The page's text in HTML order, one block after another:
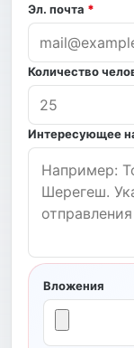
Эл. почта *
Количество
Интересующее
Вложения